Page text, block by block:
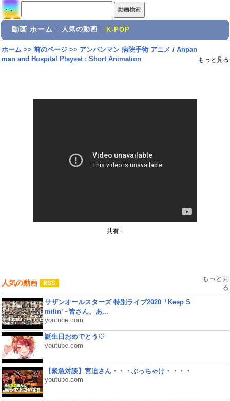
動画 ホーム 人気の動画 K-POP
ホーム>> 前のページ>> アンパンマン 病院手術 アニメ / Anpan
man and Hospital Playset : Short Animation
もっと見る
共有:
人気の動画
もっと見
る
サザンオールスターズ 特別ライブ2020「Keep S
milin’ ~皆さん、あ...
youtube.com
誕生日おめでとう♡
youtube.com
【緊急対談】宮迫さん・・・ぶっちゃけ・・・・
youtube.com